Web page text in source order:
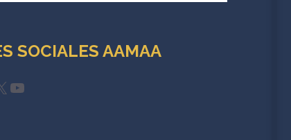
SOCIALES AAMAA
YouTube